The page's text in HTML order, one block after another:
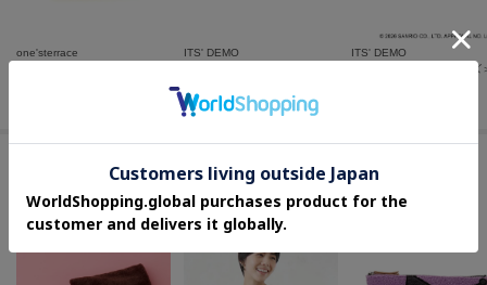
one'sterrace
ITS' DEMO
¥
ITS' DEMO
この商品を見た人はコチラの商品も
チェックしています